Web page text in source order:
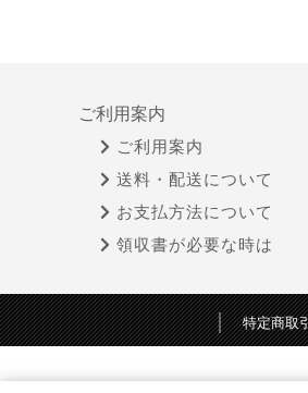
ご利用案内
ご利用案内
送料・配送について
お支払方法について
領収書が必要な時は
特定商取